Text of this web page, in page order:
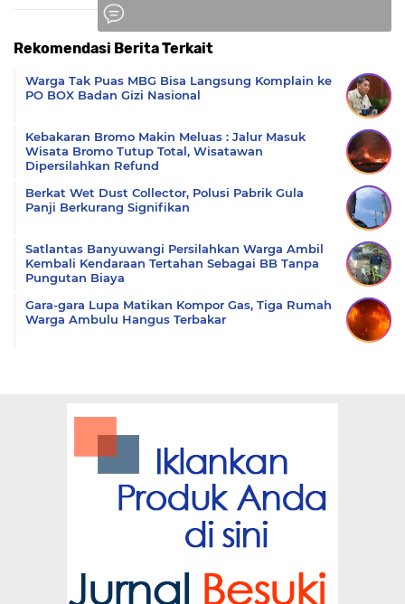
Rekomendasi Berita Terkait
Warga Tak Puas MBG Bisa Langsung Komplain ke
PO BOX Badan Gizi Nasional
Kebakaran Bromo Makin Meluas : Jalur Masuk
Wisata Bromo Tutup Total, Wisatawan
Dipersilahkan Refund
Berkat Wet Dust Collector, Polusi Pabrik Gula
Panji Berkurang Signifikan
Satlantas Banyuwangi Persilahkan Warga Ambil
Kembali Kendaraan Tertahan Sebagai BB Tanpa
Pungutan Biaya
Gara-gara Lupa Matikan Kompor Gas, Tiga Rumah
Warga Ambulu Hangus Terbakar